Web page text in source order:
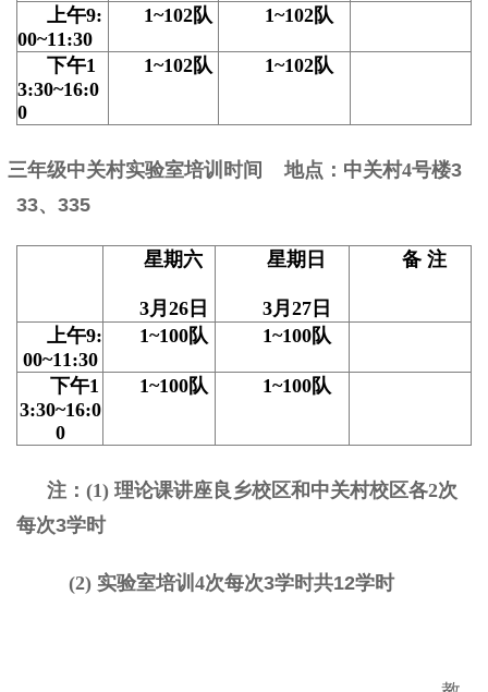
上午9:
00~11:30
1~102队 1~102队
下午1
3:30~16:0
0
1~102队 1~102队
三年级中关村实验室培训时间 地点：中关村4号楼3
33、335
星期六
3月 26日
星期日
3月 27日
备 注
上午9:
00~11:30
1~100队 1~100队
下午1
3:30~16:0
0
1~100队 1~100队
注：(1) 理论课讲座良乡校区和中关村校区各2次
每次3学时
(2) 实验室培训4次每次3学时共12学时